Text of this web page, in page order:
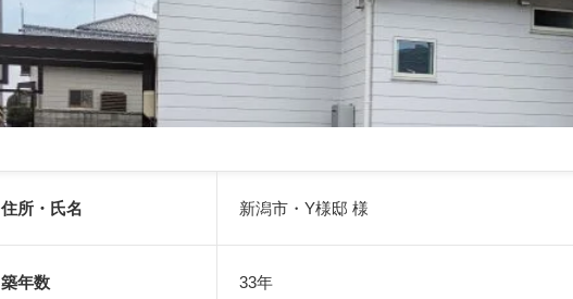
住所・氏名 新潟市・Y様邸 様
築年数 33年